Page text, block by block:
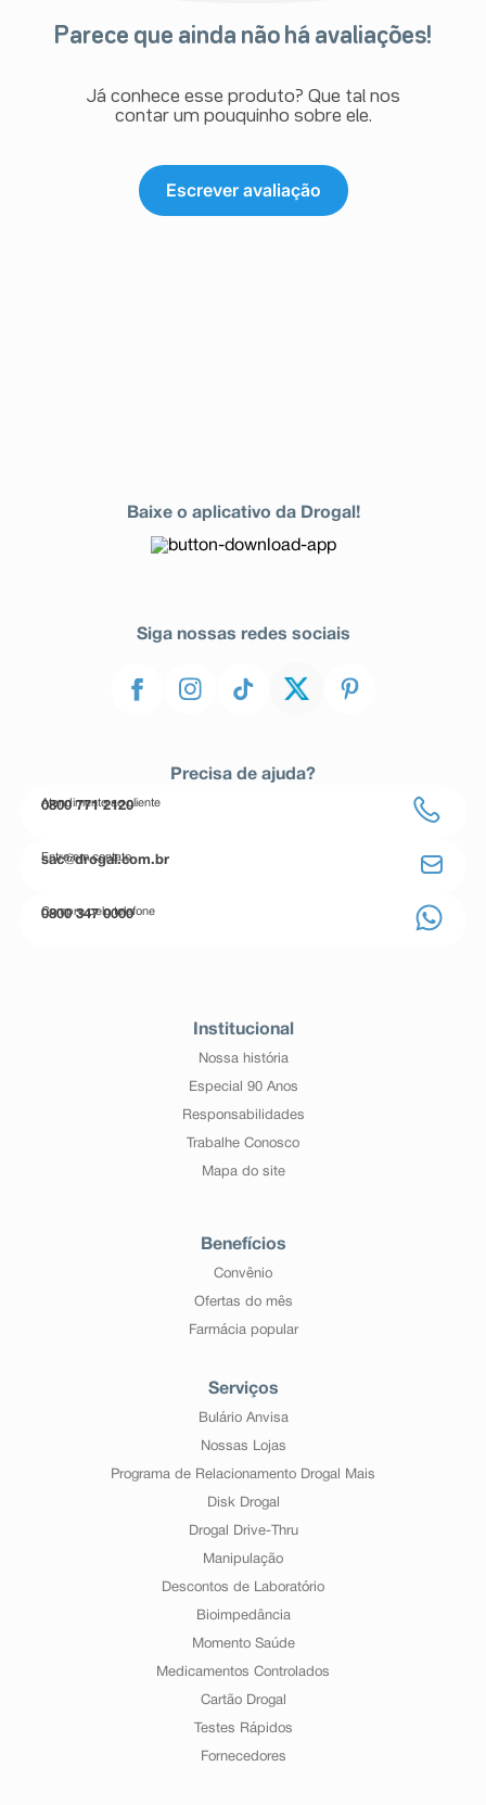
Parece que ainda não há avaliações!
Já conhece esse produto? Que tal nos
contar um pouquinho sobre ele.
Escrever avaliação
Baixe o aplicativo da Drogal!
Siga nossas redes sociais
Precisa de ajuda?
Atendimento ao cliente
0800 771 2120
Entre em contato
sac@drogal.com.br
Compre pelo telefone
0800 347 0000
Institucional
Nossa história
Especial 90 Anos
Responsabilidades
Trabalhe Conosco
Mapa do site
Benefícios
Convênio
Ofertas do mês
Farmácia popular
Serviços
Bulário Anvisa
Nossas Lojas
Programa de Relacionamento Drogal Mais
Disk Drogal
Drogal Drive-Thru
Manipulação
Descontos de Laboratório
Bioimpedância
Momento Saúde
Medicamentos Controlados
Cartão Drogal
Testes Rápidos
Fornecedores